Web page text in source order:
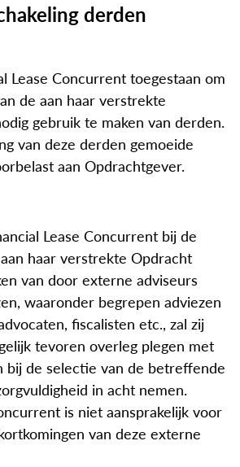
derden
Lease Concurrent toegestaan om
de aan haar verstrekte
gebruik te maken van derden.
van deze derden gemoeide
aan Opdrachtgever.
Lease Concurrent bij de
haar verstrekte Opdracht
van door externe adviseurs
waaronder begrepen adviezen
fiscalisten etc., zal zij
tevoren overleg plegen met
bij de selectie van de betreffende
in acht nemen.
is niet aansprakelijk voor
van deze externe